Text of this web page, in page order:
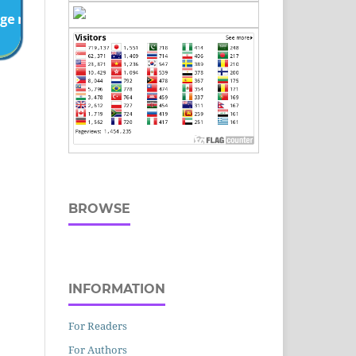
BROWSE
INFORMATION
For Readers
For Authors